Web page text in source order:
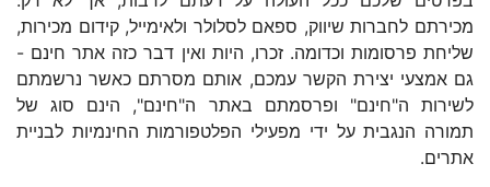
מכירתם לחברות שיווק, ספאם לסלולר ולאימייל, קידום מכירות,
שליחת פרסומות וכדומה. זכרו, היות ואין דבר כזה אתר חינם -
גם אמצעי יצירת הקשר עמכם, אותם מסרתם כאשר נרשמתם
לשירות ה"חינם" ופרסמתם באתר ה"חינם", הינם סוג של
תמורה הנגבית על ידי מפעילי הפלטפורמות החינמיות לבניית
אתרים.